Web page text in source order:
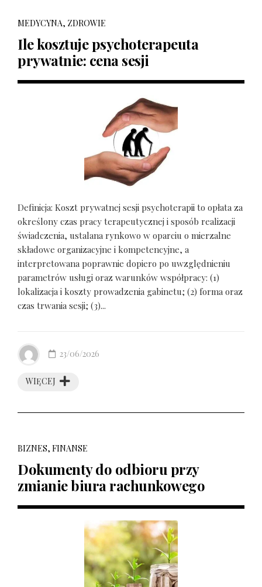
MEDYCYNA, ZDROWIE
Ile kosztuje psychoterapeuta
prywatnie: cena sesji
Definicja: Koszt prywatnej sesji psychoterapii to opłata za
określony czas pracy terapeutycznej i sposób realizacji
świadczenia, ustalana rynkowo w oparciu o mierzalne
składowe organizacyjne i kompetencyjne, a
interpretowana poprawnie dopiero po uwzględnieniu
parametrów usługi oraz warunków współpracy: (1)
lokalizacja i koszty prowadzenia gabinetu; (2) forma oraz
czas trwania sesji; (3)...
WIĘCEJ
23/06/2026
BIZNES, FINANSE
Dokumenty do odbioru przy
zmianie biura rachunkowego